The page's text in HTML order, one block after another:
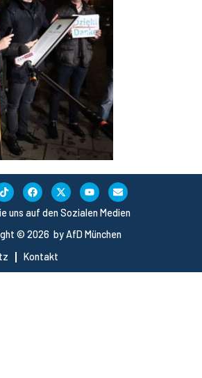
© 2026 by AfD München
Kontakt
uns auf den Sozialen Medien